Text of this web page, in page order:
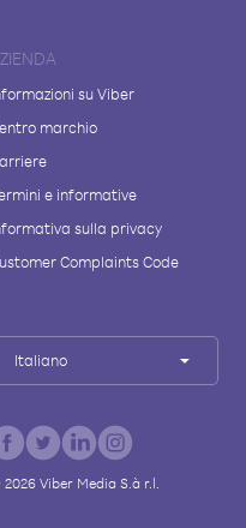
su Viber
marchio
e informative
sulla privacy
Complaints Code
Italiano
2026Viber Media S.à r.l.